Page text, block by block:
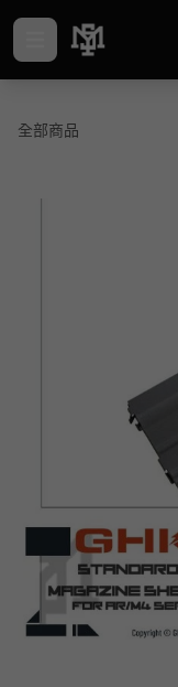
全部商品